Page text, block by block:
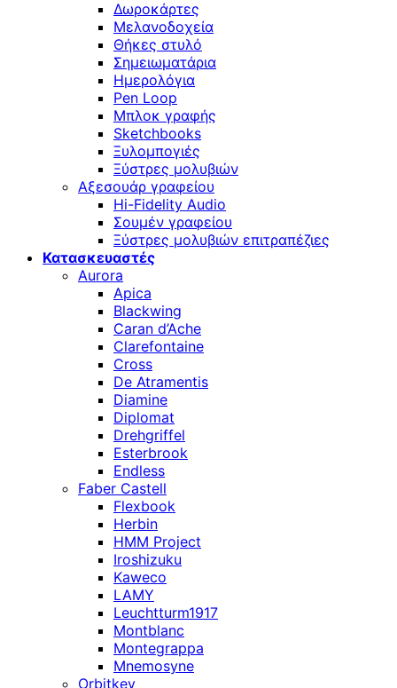
Δωροκάρτες
Μελανοδοχεία
Θήκες στυλό
Σημειωματάρια
Ημερολόγια
Pen Loop
Μπλοκ γραφής
Sketchbooks
Ξυλομπογιές
Ξύστρες μολυβιών
Αξεσουάρ γραφείου
Hi-Fidelity Audio
Σουμέν γραφείου
Ξύστρες μολυβιών επιτραπέζιες
Κατασκευαστές
Aurora
Apica
Blackwing
Caran d’Ache
Clarefontaine
Cross
De Atramentis
Diamine
Diplomat
Drehgriffel
Esterbrook
Endless
Faber Castell
Flexbook
Herbin
HMM Project
Iroshizuku
Kaweco
LAMY
Leuchtturm1917
Montblanc
Montegrappa
Mnemosyne
Orbitkey